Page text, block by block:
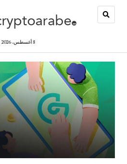
8 أغسطس، 2026